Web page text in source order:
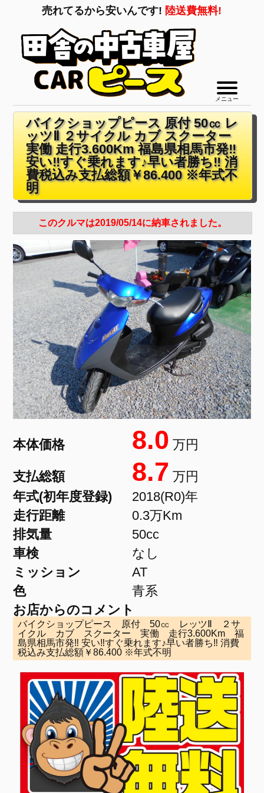
売れてるから安いんです! 陸送費無料!
メニュー
バイクショップピース 原付 50㏄ レ
ッツⅡ ２サイクル カブ スクーター
実働 走行3.600Km 福島県相馬市発‼
安い‼すぐ乗れます♪早い者勝ち‼ 消
費税込み支払総額￥86.400 ※年式不
明
このクルマは2019/05/14に納車されました。
本体価格 8.0 万円
支払総額 8.7 万円
年式(初年度登録)
2018(R0)年
走行距離
0.3万Km
排気量
50cc
車検
なし
ミッション
AT
色
青系
お店からのコメント
バイクショップピース 原付 50㏄ レッツⅡ ２サ
イクル カブ スクーター 実働 走行3.600Km 福
島県相馬市発‼ 安い‼すぐ乗れます♪早い者勝ち‼ 消費
税込み支払総額￥86.400 ※年式不明